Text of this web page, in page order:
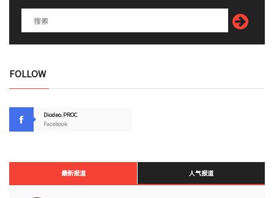
FOLLOW
Diodeo.PROC
Facebook
最新报道 人气报道